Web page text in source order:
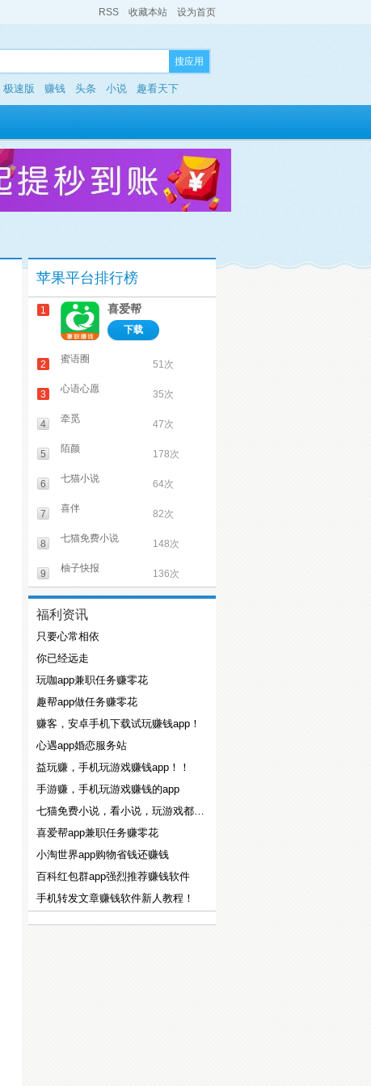
RSS 收藏本站 设为首页
搜应用
极速版 赚钱 头条 小说 趣看天下
苹果平台排行榜
1 喜爱帮
下载
2 蜜语圈 51次
3 心语心愿 35次
4 牵觅 47次
5 陌颜 178次
6 七猫小说 64次
7 喜伴 82次
8 七猫免费小说 148次
9 柚子快报 136次
福利资讯
只要心常相依
你已经远走
玩咖app兼职任务赚零花
趣帮app做任务赚零花
赚客，安卓手机下载试玩赚钱app！
心遇app婚恋服务站
益玩赚，手机玩游戏赚钱app！！
手游赚，手机玩游戏赚钱的app
七猫免费小说，看小说，玩游戏都能赚钱！！
喜爱帮app兼职任务赚零花
小淘世界app购物省钱还赚钱
百科红包群app强烈推荐赚钱软件
手机转发文章赚钱软件新人教程！